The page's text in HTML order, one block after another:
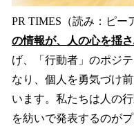
PR TIMES（読み：ピー
の情報が、人の心を揺
げ、「行動者」のポジ
なり、個人を勇気づけ
います。私たちは人の
を紡いで発表するのが